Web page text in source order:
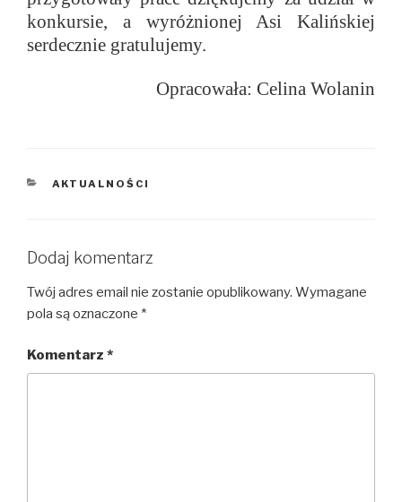
konkursie, a wyróżnionej Asi Kalińskiej
serdecznie gratulujemy.
Opracowała: Celina Wolanin
KATEGORIE
AKTUALNOŚCI
Dodaj komentarz
Twój adres email nie zostanie opublikowany. Wymagane
pola są oznaczone *
Komentarz *